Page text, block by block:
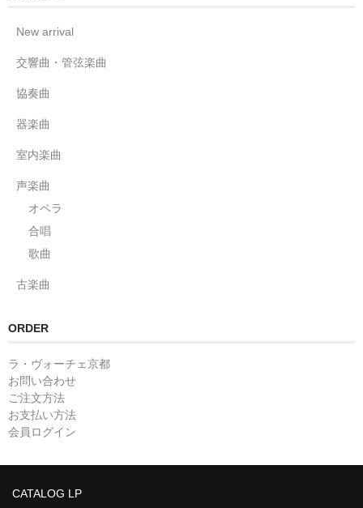
New arrival
交響曲・管弦楽曲
協奏曲
器楽曲
室内楽曲
声楽曲
オペラ
合唱
歌曲
古楽曲
ORDER
ラ・ヴォーチェ京都
お問い合わせ
ご注文方法
お支払い方法
会員ログイン
CATALOG LP